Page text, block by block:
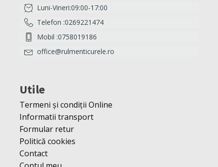
Luni-Vineri:09:00-17:00
Telefon :0269221474
Mobil :0758019186
office@rulmenticurele.ro
Utile
Termeni și condiții Online
Informatii transport
Formular retur
Politică cookies
Contact